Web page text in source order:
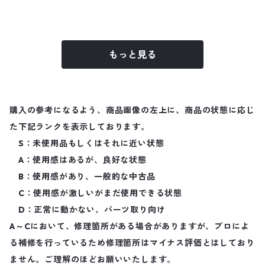
もっと見る
購入の参考になるよう、商品画像の左上に、商品の状態に応じ
た下記ランクを表示しております。
S：未使用品もしくはそれに近い状態
A：使用感はあるが、良好な状態
B：使用感があり、一般的な中古品
C：使用感が激しいがまだ使用できる状態
D：正常に動かない、パーツ取り向け
A～Cにおいて、修理箇所がある場合がありますが、プロによ
る補修を行っているため修理箇所はマイナス評価とはしており
ません。ご理解のほどお願いいたします。